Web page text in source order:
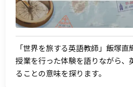
「世界を旅する英語教師」飯塚
授業を行った体験を語りながら、
ることの意味を探ります。